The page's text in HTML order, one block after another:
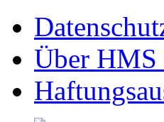
Über HMS